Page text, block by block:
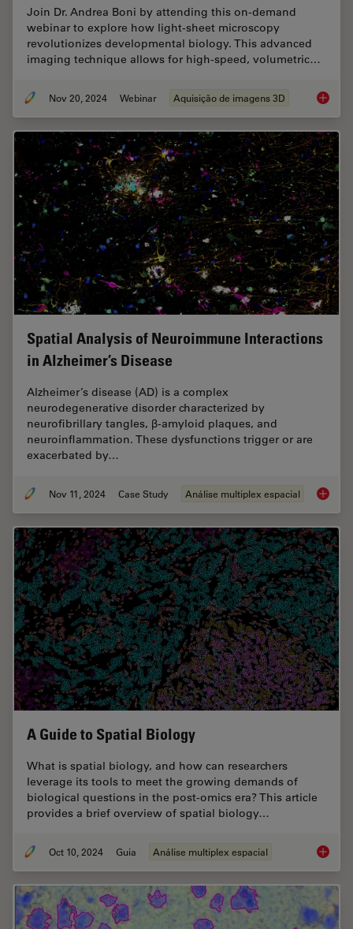
Join Dr. Andrea Boni by attending this on-demand
webinar to explore how light-sheet microscopy
revolutionizes developmental biology. This advanced
imaging technique allows for high-speed, volumetric…
Nov 20, 2024 Webinar Aquisição de imagens 3D How to
Spatial Analysis of Neuroimmune Interactions
in Alzheimer’s Disease
Alzheimer’s disease (AD) is a complex
neurodegenerative disorder characterized by
neurofibrillary tangles, β-amyloid plaques, and
neuroinflammation. These dysfunctions trigger or are
exacerbated by…
Nov 11, 2024 Case Study Análise multiplex espacial Spatial
A Guide to Spatial Biology
What is spatial biology, and how can researchers
leverage its tools to meet the growing demands of
biological questions in the post-omics era? This article
provides a brief overview of spatial biology…
Oct 10, 2024 Guia Análise multiplex espacial A